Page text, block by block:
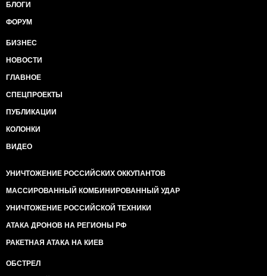
БЛОГИ
ФОРУМ
БИЗНЕС
НОВОСТИ
ГЛАВНОЕ
СПЕЦПРОЕКТЫ
ПУБЛИКАЦИИ
КОЛОНКИ
ВИДЕО
УНИЧТОЖЕНИЕ РОССИЙСКИХ ОККУПАНТОВ
МАССИРОВАННЫЙ КОМБИНИРОВАННЫЙ УДАР
УНИЧТОЖЕНИЕ РОССИЙСКОЙ ТЕХНИКИ
АТАКА ДРОНОВ НА РЕГИОНЫ РФ
РАКЕТНАЯ АТАКА НА КИЕВ
ОБСТРЕЛ